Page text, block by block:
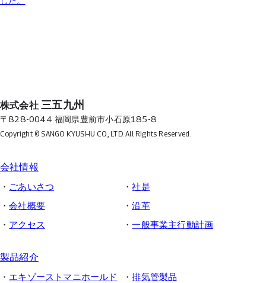
株式会社三五九州
〒828-0044 福岡県豊前市小石原185-8
Copyright © SANGO KYUSHU CO., LTD.All Rights Reserved.
会社情報
ごあいさつ
社是
会社概要
沿革
アクセス
一般事業主行動計画
製品紹介
エキゾーストマニホールド
排気管製品